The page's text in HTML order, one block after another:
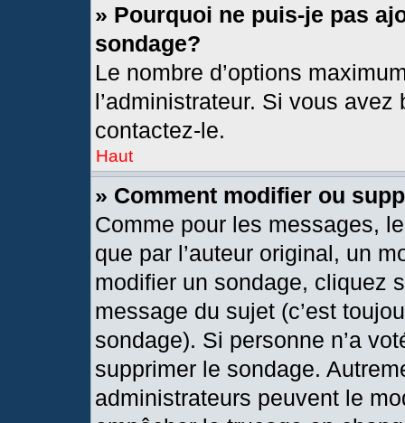
» Pourquoi ne puis-je pas
sondage?
Le nombre d’options
l’administrateur. Si vous
contactez-le.
Haut
» Comment modifier ou
Comme pour les messages,
que par l’auteur original, un
modifier un sondage, cliquez
message du sujet (c’est
sondage). Si personne n’a
supprimer le sondage.
administrateurs peuvent le